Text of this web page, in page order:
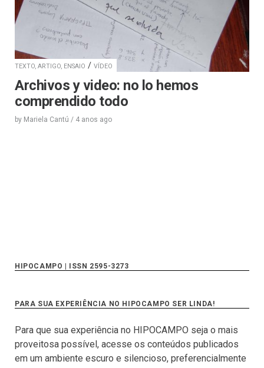
TEXTO, ARTIGO, ENSAIO / VÍDEO
Archivos y video: no lo hemos
comprendido todo
by Mariela Cantú / 4 anos ago
HIPOCAMPO | ISSN 2595-3273
PARA SUA EXPERIÊNCIA NO HIPOCAMPO SER LINDA!
Para que sua experiência no HIPOCAMPO seja o mais
proveitosa possível, acesse os conteúdos publicados
em um ambiente escuro e silencioso, preferencialmente